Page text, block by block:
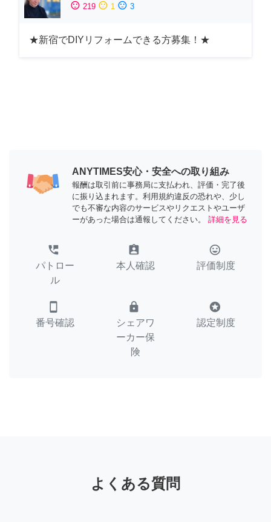
sentiment_satisfied 219 sentiment_neutral 1 sentiment_dissatisfied 3
★新宿でDIYリフォームできる方募集！★
ANYTIMES安心・安全への取り組み
報酬は取引前に事務局に支払われ、評価・完了後
に振り込まれます。利用規約違反の恐れや、少し
でも不審な内容のサービスやリクエストやユーザ
ーがあった場合は通報してください。
詳細を見る
perm_phone_msg
パトロー
ル
assignment_ind
本人確認
tag_faces
評価制度
smartphone
番号確認
lock
シェアワ
ーカー保
険
stars
認定制度
よくある質問